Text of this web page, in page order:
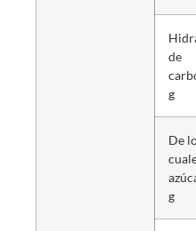
de
g
De
g